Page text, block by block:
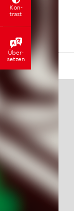
Kon­
trast
Über­
set­zen